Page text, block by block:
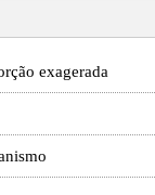
exagerada